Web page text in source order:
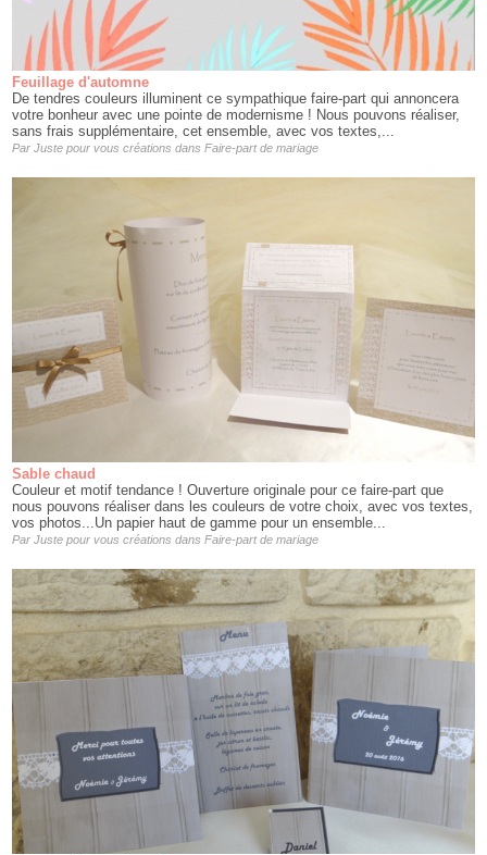
Feuillage d'automne
De tendres couleurs illuminent ce sympathique faire-part qui annoncera
votre bonheur avec une pointe de modernisme ! Nous pouvons réaliser,
sans frais supplémentaire, cet ensemble, avec vos textes,...
Par Juste pour vous créations dans Faire-part de mariage
Sable chaud
Couleur et motif tendance ! Ouverture originale pour ce faire-part que
nous pouvons réaliser dans les couleurs de votre choix, avec vos textes,
vos photos...Un papier haut de gamme pour un ensemble...
Par Juste pour vous créations dans Faire-part de mariage